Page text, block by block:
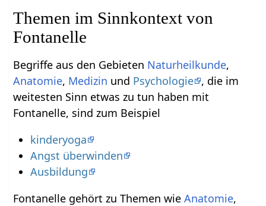
Themen im Sinnkontext von
Fontanelle
Begriffe aus den Gebieten Naturheilkunde,
Anatomie, Medizin und Psychologie , die im
weitesten Sinn etwas zu tun haben mit
Fontanelle, sind zum Beispiel
kinderyoga
Angst überwinden
Ausbildung
Fontanelle gehört zu Themen wieAnatomie,